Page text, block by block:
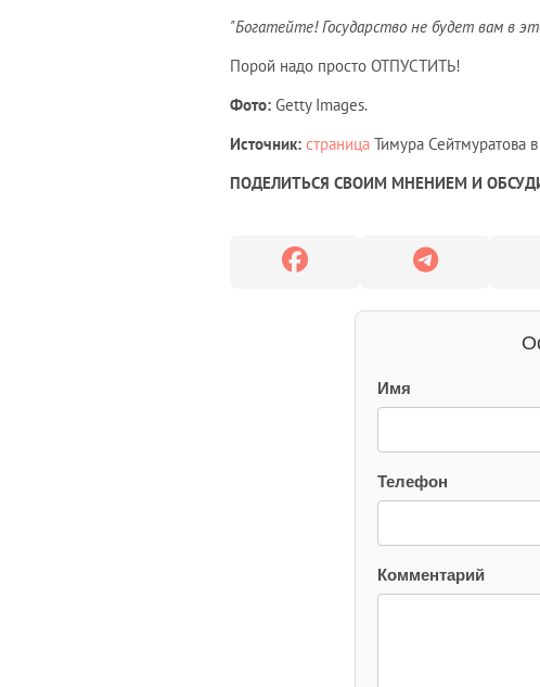
"Богатейте! Государство не будет вам в
Порой надо просто ОТПУСТИТЬ!
Фото: Getty Images.
Источник: страница Тимура Сейтмуратова
ПОДЕЛИТЬСЯ СВОИМ МНЕНИЕМ И
Имя
Телефон
Комментарий